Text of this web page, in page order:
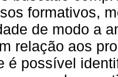
formativos,
de modo a
relação aos
é possível